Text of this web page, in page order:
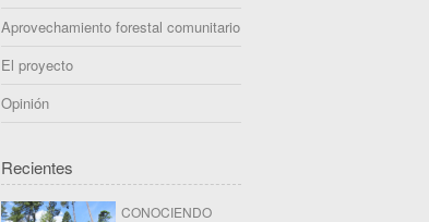
Aprovechamiento forestal comunitario
El proyecto
Opinión
Recientes
CONOCIENDO